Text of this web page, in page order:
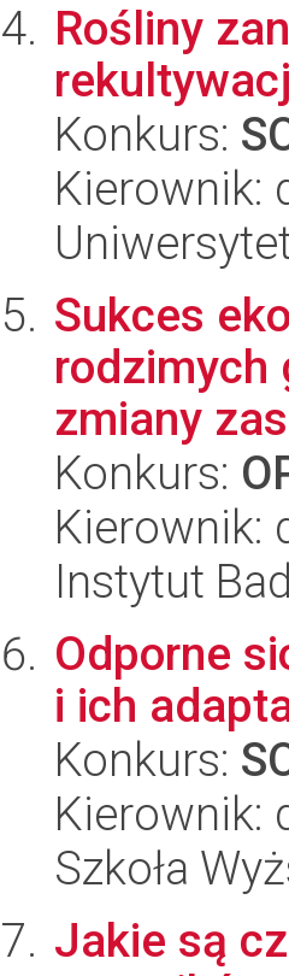
Rośliny
Konkurs:
Kierownik:
Sukces
rodzimych
zmiany
Konkurs:
Kierownik:
Instytut
Odporne
i ich
Konkurs:
Kierownik:
Szkoła
Jakie są